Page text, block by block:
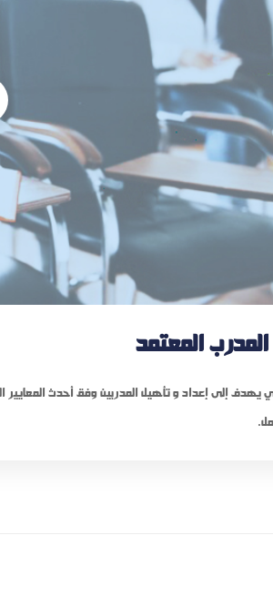
المدرب المعتمد
يهدف إلى إعداد و تأهيل المدربين وفق أحدث